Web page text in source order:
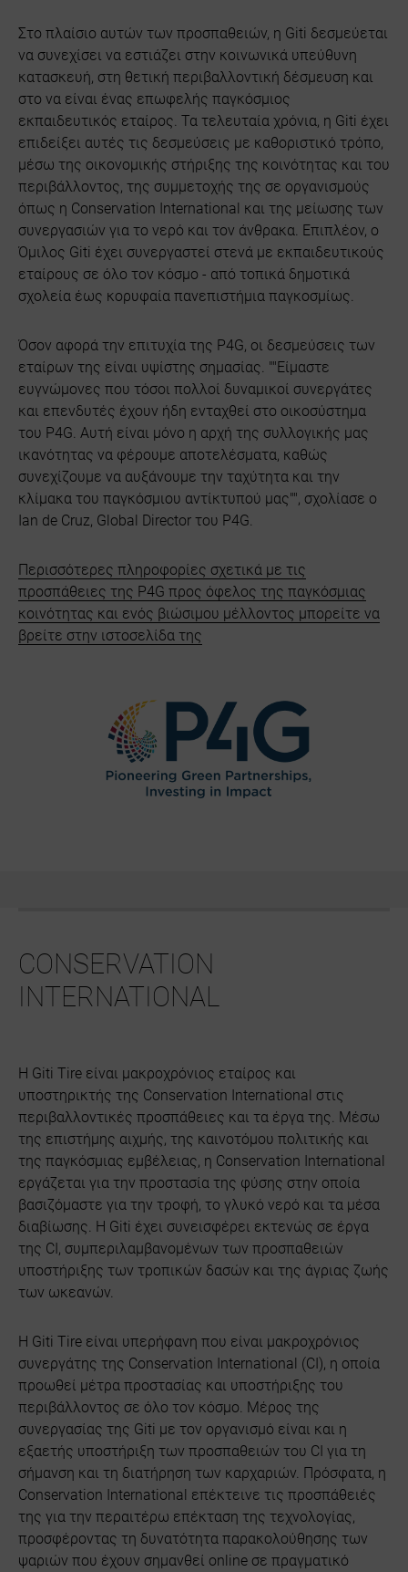
Στο πλαίσιο αυτών των προσπαθειών, η Giti δεσμεύεται
να συνεχίσει να εστιάζει στην κοινωνικά υπεύθυνη
κατασκευή, στη θετική περιβαλλοντική δέσμευση και
στο να είναι ένας επωφελής παγκόσμιος
εκπαιδευτικός εταίρος. Τα τελευταία χρόνια, η Giti έχει
επιδείξει αυτές τις δεσμεύσεις με καθοριστικό τρόπο,
μέσω της οικονομικής στήριξης της κοινότητας και του
περιβάλλοντος, της συμμετοχής της σε οργανισμούς
όπως η Conservation International και της μείωσης των
συνεργασιών για το νερό και τον άνθρακα. Επιπλέον, ο
Όμιλος Giti έχει συνεργαστεί στενά με εκπαιδευτικούς
εταίρους σε όλο τον κόσμο - από τοπικά δημοτικά
σχολεία έως κορυφαία πανεπιστήμια παγκοσμίως.
Όσον αφορά την επιτυχία της P4G, οι δεσμεύσεις των
εταίρων της είναι υψίστης σημασίας. ""Είμαστε
ευγνώμονες που τόσοι πολλοί δυναμικοί συνεργάτες
και επενδυτές έχουν ήδη ενταχθεί στο οικοσύστημα
του P4G. Αυτή είναι μόνο η αρχή της συλλογικής μας
ικανότητας να φέρουμε αποτελέσματα, καθώς
συνεχίζουμε να αυξάνουμε την ταχύτητα και την
κλίμακα του παγκόσμιου αντίκτυπού μας"", σχολίασε ο
Ian de Cruz, Global Director του P4G.
Περισσότερες πληροφορίες σχετικά με τις
προσπάθειες της P4G προς όφελος της παγκόσμιας
κοινότητας και ενός βιώσιμου μέλλοντος μπορείτε να
βρείτε στην ιστοσελίδα της
CONSERVATION
INTERNATIONAL
Η Giti Tire είναι μακροχρόνιος εταίρος και
υποστηρικτής της Conservation International στις
περιβαλλοντικές προσπάθειες και τα έργα της. Μέσω
της επιστήμης αιχμής, της καινοτόμου πολιτικής και
της παγκόσμιας εμβέλειας, η Conservation International
εργάζεται για την προστασία της φύσης στην οποία
βασιζόμαστε για την τροφή, το γλυκό νερό και τα μέσα
διαβίωσης. Η Giti έχει συνεισφέρει εκτενώς σε έργα
της CI, συμπεριλαμβανομένων των προσπαθειών
υποστήριξης των τροπικών δασών και της άγριας ζωής
των ωκεανών.
Η Giti Tire είναι υπερήφανη που είναι μακροχρόνιος
συνεργάτης της Conservation International (CI), η οποία
προωθεί μέτρα προστασίας και υποστήριξης του
περιβάλλοντος σε όλο τον κόσμο. Μέρος της
συνεργασίας της Giti με τον οργανισμό είναι και η
εξαετής υποστήριξη των προσπαθειών του CI για τη
σήμανση και τη διατήρηση των καρχαριών. Πρόσφατα, η
Conservation International επέκτεινε τις προσπάθειές
της για την περαιτέρω επέκταση της τεχνολογίας,
προσφέροντας τη δυνατότητα παρακολούθησης των
ψαριών που έχουν σημανθεί online σε πραγματικό